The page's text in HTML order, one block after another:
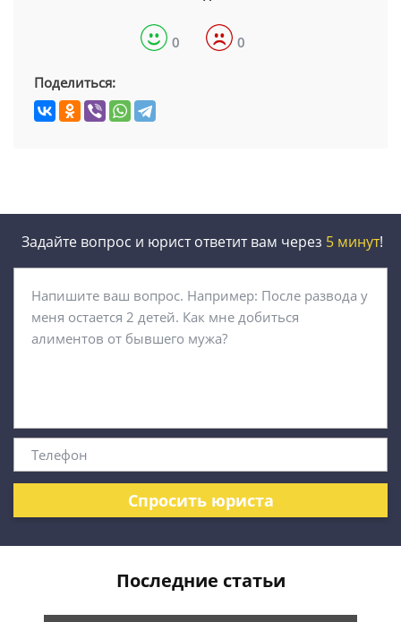
0 0
Поделиться:
Задайте вопрос и юрист ответит вам через 5 минут!
Спросить юриста
Последние статьи